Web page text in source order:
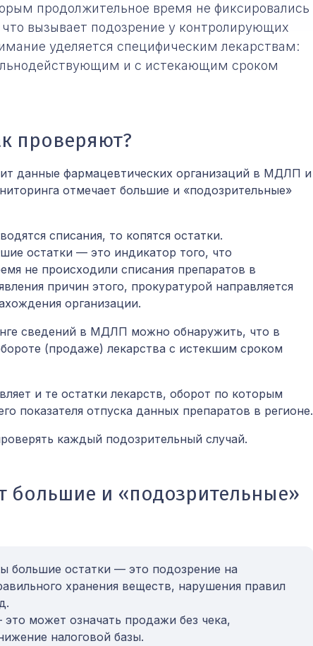
продолжительное время не фиксировались
вызывает подозрение у контролирующих
уделяется специфическим лекарствам:
и с истекающим сроком
проверяют?
данные фармацевтических организаций в МДЛП и
отмечает большие и «подозрительные»
списания, то копятся остатки.
остатки — это индикатор того, что
не происходили списания препаратов в
причин этого, прокуратурой направляется
организации.
сведений в МДЛП можно обнаружить, что в
(продаже) лекарства с истекшим сроком
и те остатки лекарств, оборот по которым
показателя отпуска данных препаратов в регионе.
каждый подозрительный случай.
большие и «подозрительные»
большие остатки — это подозрение на
хранения веществ, нарушения правил
это может означать продажи без чека,
налоговой базы.